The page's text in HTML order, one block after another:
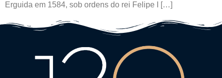
Erguida em 1584, sob ordens do rei Felipe I […]